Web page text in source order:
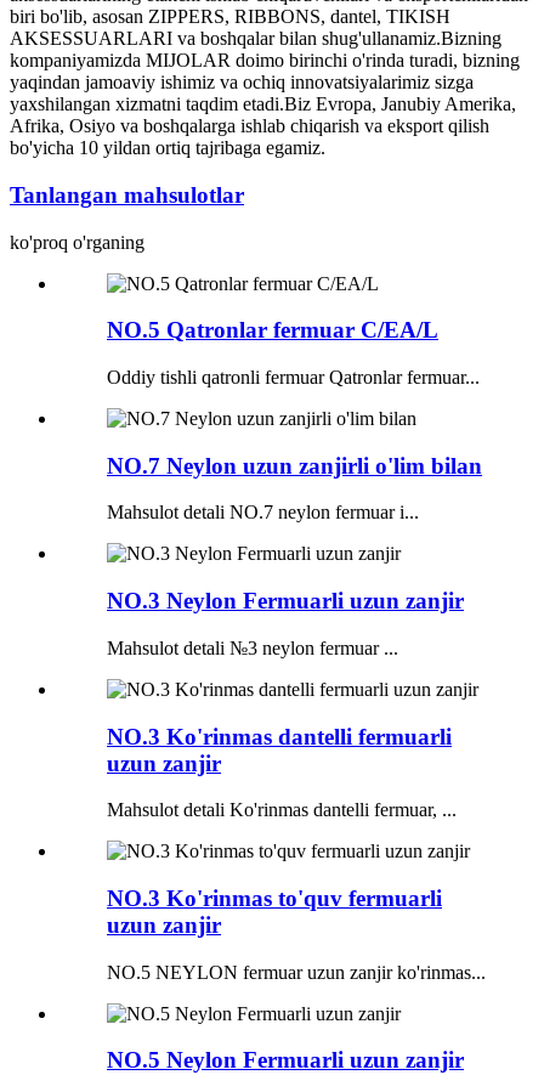
biri bo'lib, asosan ZIPPERS, RIBBONS, dantel, TIKISH
AKSESSUARLARI va boshqalar bilan shug'ullanamiz.Bizning
kompaniyamizda MIJOLAR doimo birinchi o'rinda turadi, bizning
yaqindan jamoaviy ishimiz va ochiq innovatsiyalarimiz sizga
yaxshilangan xizmatni taqdim etadi.Biz Evropa, Janubiy Amerika,
Afrika, Osiyo va boshqalarga ishlab chiqarish va eksport qilish
bo'yicha 10 yildan ortiq tajribaga egamiz.
Tanlangan mahsulotlar
ko'proq o'rganing
NO.5 Qatronlar fermuar C/EA/L
Oddiy tishli qatronli fermuar Qatronlar fermuar...
NO.7 Neylon uzun zanjirli o'lim bilan
Mahsulot detali NO.7 neylon fermuar i...
NO.3 Neylon Fermuarli uzun zanjir
Mahsulot detali №3 neylon fermuar ...
NO.3 Ko'rinmas dantelli fermuarli
uzun zanjir
Mahsulot detali Ko'rinmas dantelli fermuar, ...
NO.3 Ko'rinmas to'quv fermuarli
uzun zanjir
NO.5 NEYLON fermuar uzun zanjir ko'rinmas...
NO.5 Neylon Fermuarli uzun zanjir